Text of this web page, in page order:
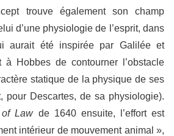
trouve également son champ
d’une physiologie de l’esprit, dans
aurait été inspirée par Galilée et
à Hobbes de contourner l’obstacle
statique de la physique de ses
pour Descartes, de sa physiologie).
of Lawde 1640 ensuite, l’effort est
intérieur de mouvement animal »,